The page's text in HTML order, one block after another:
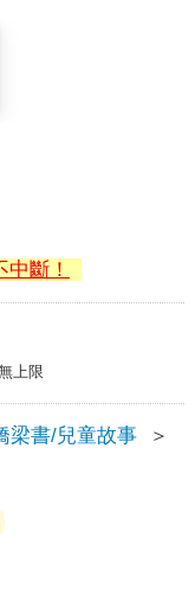
斷！
上限
梁書/兒童故事
＞